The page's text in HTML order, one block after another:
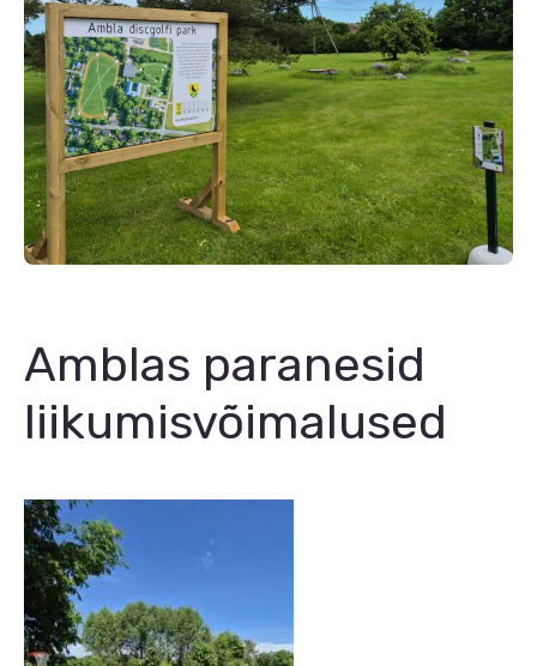
Amblas paranesid
liikumisvõimalused